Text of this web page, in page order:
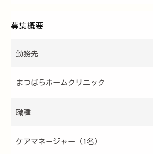
募集概要
勤務先
まつばらホームクリニック
職種
ケアマネージャー（1名）